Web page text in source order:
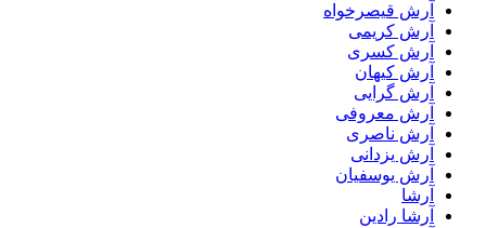
آرش قیصرخواه
آرش کریمی
آرش کسری
آرش کیهان
آرش گرایی
آرش معروفی
آرش ناصری
آرش یزدانی
آرش یوسفیان
آرشا
آرشا رادین